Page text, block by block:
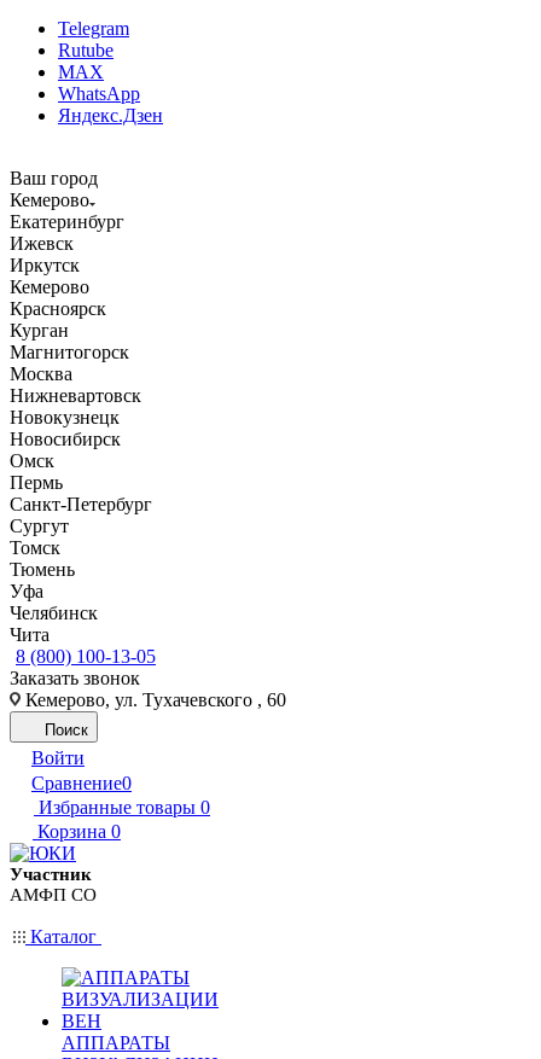
Telegram
Rutube
MAX
WhatsApp
Яндекс.Дзен
Ваш город
Кемерово
Екатеринбург
Ижевск
Иркутск
Кемерово
Красноярск
Курган
Магнитогорск
Москва
Нижневартовск
Новокузнецк
Новосибирск
Омск
Пермь
Санкт-Петербург
Сургут
Томск
Тюмень
Уфа
Челябинск
Чита
8 (800) 100-13-05
Заказать звонок
Кемерово, ул. Тухачевского , 60
Поиск
Войти
Сравнение0
Избранные товары 0
Корзина 0
Участник
АМФП СО
Каталог
АППАРАТЫ